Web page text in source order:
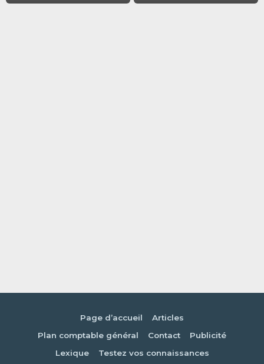
Page d’accueil
Articles
Plan comptable général
Contact
Publicité
Lexique
Testez vos connaissances